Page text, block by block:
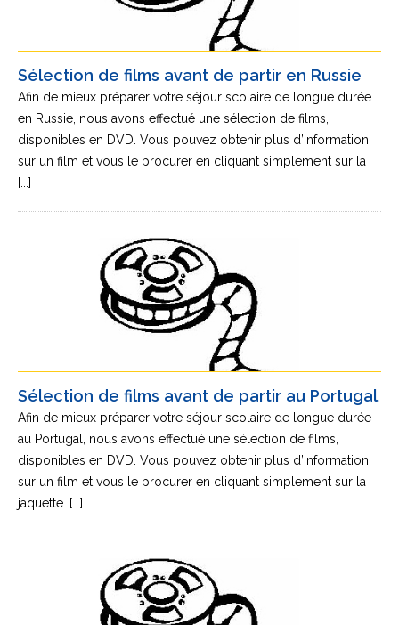
Sélection de films avant de partir en Russie
Afin de mieux préparer votre séjour scolaire de longue durée
en Russie, nous avons effectué une sélection de films,
disponibles en DVD. Vous pouvez obtenir plus d’information
sur un film et vous le procurer en cliquant simplement sur la
[...]
Sélection de films avant de partir au Portugal
Afin de mieux préparer votre séjour scolaire de longue durée
au Portugal, nous avons effectué une sélection de films,
disponibles en DVD. Vous pouvez obtenir plus d’information
sur un film et vous le procurer en cliquant simplement sur la
jaquette. [...]